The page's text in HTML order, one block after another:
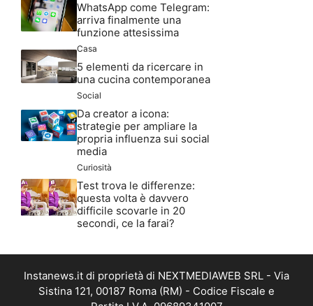
WhatsApp come Telegram:
arriva finalmente una
funzione attesissima
Casa
5 elementi da ricercare in
una cucina contemporanea
Social
Da creator a icona:
strategie per ampliare la
propria influenza sui social
media
Curiosità
Test trova le differenze:
questa volta è davvero
difficile scovarle in 20
secondi, ce la farai?
Instanews.it di proprietà di NEXTMEDIAWEB SRL - Via
Sistina 121, 00187 Roma (RM) - Codice Fiscale e